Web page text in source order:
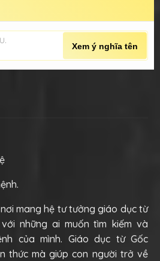
Xem ý nghĩa tên
mang hệ tư tưởng giáo dục từ
những ai muốn tìm kiếm và
của mình. Giáo dục từ Gốc
thức mà giúp con người trở về